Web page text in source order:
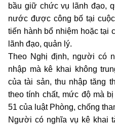
bầu giữ chức vụ lãnh đạo,
nước được công bố tại
tiến hành bổ nhiệm hoặc tại
lãnh đạo, quản lý.
Theo Nghị định, người có
nhập mà kê khai không
của tài sản, thu nhập tăng
theo tính chất, mức độ mà
51 của luật Phòng, chống
Người có nghĩa vụ kê khai